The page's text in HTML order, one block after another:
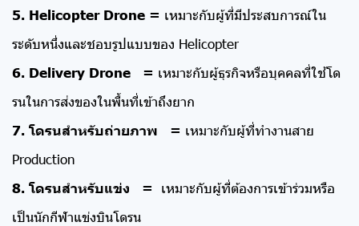
5. Helicopter Drone = เหมาะกับผู้ที่มีประสบการณ์ใน
ระดับหนึ่งและชอบรูปแบบของ Helicopter
6. Delivery Drone = เหมาะกับผู้ธุรกิจหรือบุคคลที่ใช้โด
รนในการส่งของในพื้นที่เข้าถึงยาก
7. โดรนสำหรับถ่ายภาพ = เหมาะกับผู้ที่ทำงานสาย
Production
8. โดรนสำหรับแข่ง = เหมาะกับผู้ที่ต้องการเข้าร่วมหรือ
เป็นนักกีฬาแข่งบินโดรน